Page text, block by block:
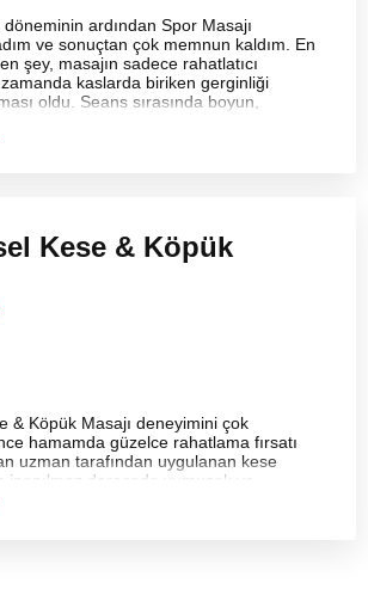
ardından Spor Masajı
ve sonuçtan çok memnun kaldım. En
şey, masajın sadece rahatlatıcı
zamanda kaslarda biriken gerginliği
oldu. Seans sırasında boyun,
Kese & Köpük
& Köpük Masajı deneyimini çok
hamamda güzelce rahatlama fırsatı
uzman tarafından uygulanan kese
inanılmaz derecede yumuşak ve
Köpük masajı ise çok keyifliydi ve
aldı. Uygulamadan sonra SPA